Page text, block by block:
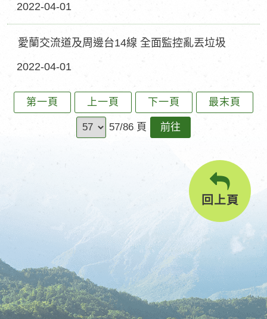
2022-04-01
愛蘭交流道及周邊台14線 全面監控亂丟垃圾
2022-04-01
第一頁 上一頁 下一頁 最末頁
57/86 頁
往
回上頁